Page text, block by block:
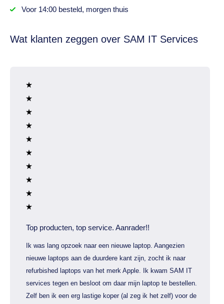
Voor 14:00 besteld, morgen thuis
Wat klanten zeggen over SAM IT Services
Top producten, top service. Aanrader!!
Ik was lang opzoek naar een nieuwe laptop. Aangezien
nieuwe laptops aan de duurdere kant zijn, zocht ik naar
refurbished laptops van het merk Apple. Ik kwam SAM IT
services tegen en besloot om daar mijn laptop te bestellen.
Zelf ben ik een erg lastige koper (al zeg ik het zelf) voor de